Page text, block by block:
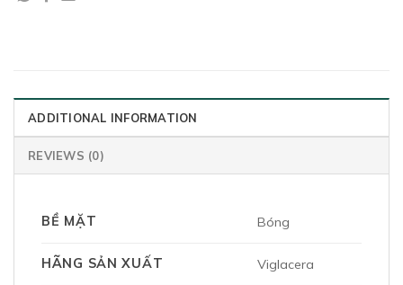
ADDITIONAL INFORMATION
REVIEWS (0)
BỀ MẶT Bóng
HÃNG SẢN XUẤT Viglacera